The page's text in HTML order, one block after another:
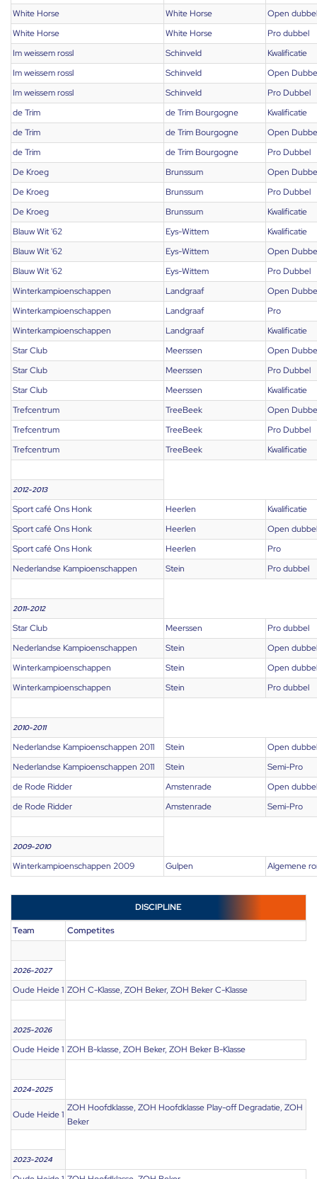
White Horse
White Horse
Open dubbel
White Horse
White Horse
Pro dubbel
Im weissem rossl
Schinveld
Kwalificatie
Im weissem rossl
Schinveld
Open
Im weissem rossl
Schinveld
Pro Dubbel
de Trim
de Trim Bourgogne
Kwalificatie
de Trim
de Trim Bourgogne
Open
de Trim
de Trim Bourgogne
Pro Dubbel
De Kroeg
Brunssum
Open
De Kroeg
Brunssum
Pro Dubbel
De Kroeg
Brunssum
Kwalificatie
Blauw Wit '62
Eys-Wittem
Kwalificatie
Blauw Wit '62
Eys-Wittem
Open
Blauw Wit '62
Eys-Wittem
Pro Dubbel
Winterkampioenschappen
Landgraaf
Open
Winterkampioenschappen
Landgraaf
Pro
Winterkampioenschappen
Landgraaf
Kwalificatie
Star Club
Meerssen
Open
Star Club
Meerssen
Pro Dubbel
Star Club
Meerssen
Kwalificatie
Trefcentrum
TreeBeek
Open
Trefcentrum
TreeBeek
Pro Dubbel
Trefcentrum
TreeBeek Kwalificatie
2012-2013
Sport café Ons Honk Heerlen
Kwalificatie
Sport café Ons Honk
Heerlen
Open dubbel
Sport café Ons Honk
Heerlen
Pro
Nederlandse Kampioenschappen
Stein Pro dubbel
2011-2012
Star Club Meerssen
Pro dubbel
Nederlandse Kampioenschappen
Stein
Open dubbel
Winterkampioenschappen
Stein
Open dubbel
Winterkampioenschappen
Stein Pro dubbel
2010-2011
Nederlandse Kampioenschappen 2011 Stein
Open dubbel
Nederlandse Kampioenschappen 2011
Stein
Semi-Pro
de Rode Ridder
Amstenrade
Open dubbel
de Rode Ridder
Amstenrade Semi-Pro
2009-2010
Winterkampioenschappen 2009 Gulpen Algemene
DISCIPLINE
Team Competites
2026-2027
Oude Heide 1 ZOH C-Klasse, ZOH Beker, ZOH Beker C-Klasse
2025-2026
Oude Heide 1 ZOH B-klasse, ZOH Beker, ZOH Beker B-Klasse
2024-2025
Oude Heide 1
ZOH Hoofdklasse, ZOH Hoofdklasse Play-off Degradatie, ZOH
Beker
2023-2024